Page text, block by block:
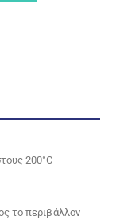
200°C
το περιβάλλον